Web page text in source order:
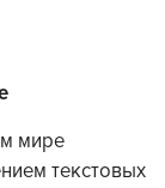
мире
текстовых